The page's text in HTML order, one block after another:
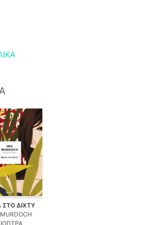
ΣΤΟ ΔΙΧΤΥ